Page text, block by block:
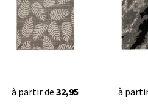
à partir de 32,95 à